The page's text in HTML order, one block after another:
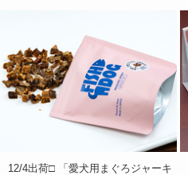
12/4出荷□ 「愛犬用まぐろジャーキ